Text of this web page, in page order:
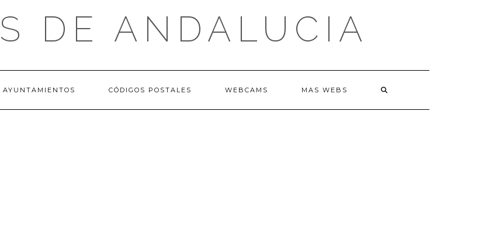
DE ANDALUCIA
AYUNTAMIENTOS CÓDIGOS POSTALES WEBCAMS MAS WEBS